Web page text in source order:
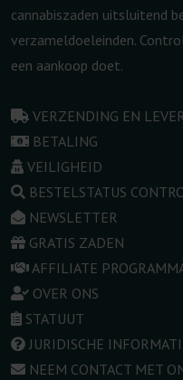
cannabiszaden uitsluitend
verzameldoeleinden.
een aankoop doet.
VERZENDING EN
BETALING
VEILIGHEID
BESTELSTATUS
NEWSLETTER
GRATIS ZADEN
AFFILIATE
OVER ONS
STATUUT
JURIDISCHE
NEEM CONTACT MET